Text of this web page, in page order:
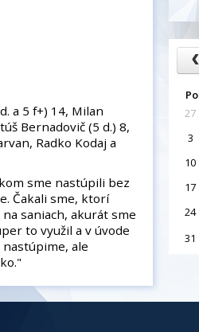
a 5 f+) 14, Milan
Bernadovič (5 d.) 8,
Radko Kodaj a
sme nastúpili bez
Čakali sme, ktorí
saniach, akurát sme
to využil a v úvode
ale
Po
27
3
10
17
24
31